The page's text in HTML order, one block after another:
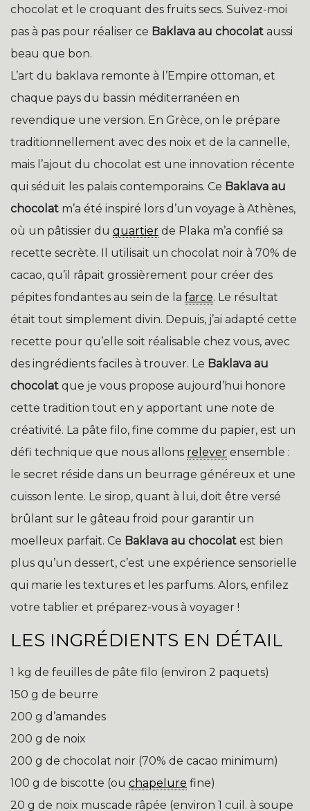
chocolat et le croquant des fruits secs. Suivez-moi
pas à pas pour réaliser ce Baklava au chocolat aussi
beau que bon.
L’art du baklava remonte à l’Empire ottoman, et
chaque pays du bassin méditerranéen en
revendique une version. En Grèce, on le prépare
traditionnellement avec des noix et de la cannelle,
mais l’ajout du chocolat est une innovation récente
qui séduit les palais contemporains. Ce Baklava au
chocolat m’a été inspiré lors d’un voyage à Athènes,
où un pâtissier du quartier de Plaka m’a confié sa
recette secrète. Il utilisait un chocolat noir à 70% de
cacao, qu’il râpait grossièrement pour créer des
pépites fondantes au sein de la farce. Le résultat
était tout simplement divin. Depuis, j’ai adapté cette
recette pour qu’elle soit réalisable chez vous, avec
des ingrédients faciles à trouver. Le Baklava au
chocolat que je vous propose aujourd’hui honore
cette tradition tout en y apportant une note de
créativité. La pâte filo, fine comme du papier, est un
défi technique que nous allons relever ensemble :
le secret réside dans un beurrage généreux et une
cuisson lente. Le sirop, quant à lui, doit être versé
brûlant sur le gâteau froid pour garantir un
moelleux parfait. Ce Baklava au chocolat est bien
plus qu’un dessert, c’est une expérience sensorielle
qui marie les textures et les parfums. Alors, enfilez
votre tablier et préparez-vous à voyager !
LES INGRÉDIENTS EN DÉTAIL
1 kg de feuilles de pâte filo (environ 2 paquets)
150 g de beurre
200 g d’amandes
200 g de noix
200 g de chocolat noir (70% de cacao minimum)
100 g de biscotte (ou chapelure fine)
20 g de noix muscade râpée (environ 1 cuil. à soupe